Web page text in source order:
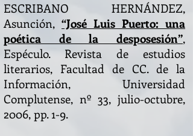
ESCRIBANO HERNÁNDEZ,
Asunción, “José Luis Puerto: una
poética de la desposesión”,
Espéculo. Revista de estudios
literarios, Facultad de CC. de la
Información, Universidad
Complutense, nº 33, julio-octubre,
2006, pp. 1-9.